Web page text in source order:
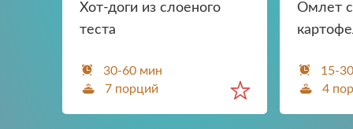
Хот-доги из слоеного
теста
30-60 мин
7 порций
Омлет с
15-
4